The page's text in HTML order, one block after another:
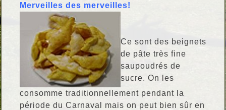
Merveilles des merveilles!
Ce sont des beignets
de pâte très fine
saupoudrés de
sucre. On les
consomme traditionnellement pendant la
période du Carnaval mais on peut bien sûr en